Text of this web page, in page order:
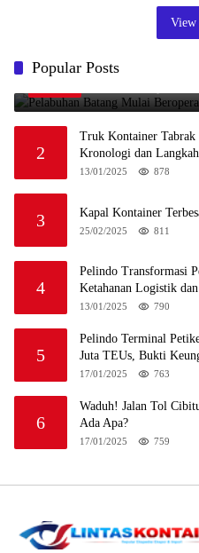
View
Popular Posts
1
Logistik Industri!
2
Truk Kontainer Tabrak
Kronologi dan Langkah
13/01/2025 878
3 Kapal Kontainer
25/02/2025 811
4
Pelindo Transformasi
Ketahanan Logistik
13/01/2025 790
5
Pelindo Terminal
Juta TEUs, Bukti
17/01/2025 763
6
Waduh! Jalan Tol
Ada Apa?
17/01/2025 759